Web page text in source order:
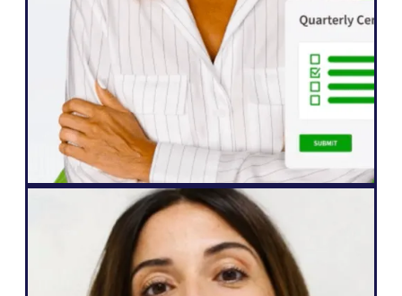
internacional, que está mais ansioso do
que nunca para interagir com nosso
conteúdo."
John Springli
Gerente de site sênior
Agência Web